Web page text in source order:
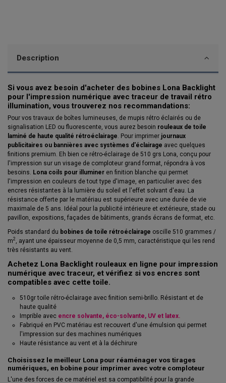
Description
Si vous avez besoin d'acheter des bobines Lona Backlight
pour l'impression numérique avec traceur de travail rétro
illumination, vous trouverez nos recommandations:
Pour vos travaux de boîtes lumineuses, de mupis rétro éclairés ou de
signalisation LED ou fluorescente, vous aurez besoin rouleaux de toile
laminé de haute qualité rétroéclairage. Pour imprimer journaux
publicitaires ou bannières avec systèmes d'éclairage avec quelques
finitions premium. Eh bien ce rétro-éclairage de 510 grs Lona, conçu pour
l'impression sur un visage de comploteur grand format, répondra à vos
besoins. Lona coils pour illuminer en finition blanche qui permet
l'impression en couleurs de tout type d'image, en particulier avec des
encres résistantes à la lumière du soleil et l'effet solvant d'eau. La
résistance offerte par le matériau est supérieure avec une durée de vie
maximale de 5 ans. Idéal pour la publicité intérieure et extérieure, stade ou
pavillon, expositions, façades de bâtiments, grands écrans de format, etc.
Poids standard du bobines de toile rétroéclairage oscille 510 grammes /
m2 , ayant une épaisseur moyenne de 0,5 mm, caractéristique qui les rend
très résistants au vent.
Achetez Lona Backlight rouleaux en ligne pour impression
numérique avec traceur, et vérifiez si vos encres sont
compatibles avec cette toile.
510gr toile rétro-éclairage avec finition semi-brillo. Résistant et de
haute qualité
Imprible avec encre solvante, éco-solvante, UV et latex.
Fabriqué en PVC matériau est recouvert d'une émulsion qui permet
l'impression sur des machines numériques
Haute résistance au vent et à la déchirure
Choisissez le meilleur Lona pour réaménager vos tirages
numériques, en bobine pour imprimer avec votre comploteur
L'une des forces de ce matériel est sa compatibilité pour la grande